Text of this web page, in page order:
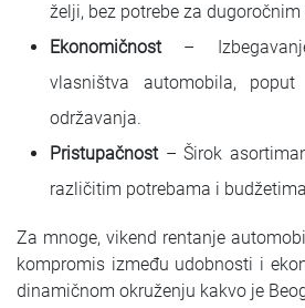
želji, bez potrebe za
Ekonomičnost–
vlasništva automobila,
održavanja.
Pristupačnost– Širok
različitim potrebama i
Za mnoge, vikend rentanje
kompromis između udobnosti i
dinamičnom okruženju kakvo je